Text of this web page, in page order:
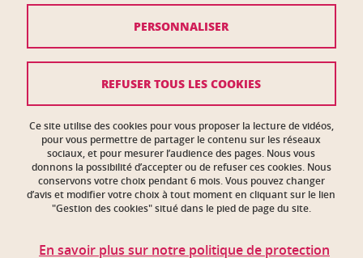
Données personnelles
Plans et contacts
Intranet des personnels
Accessibilité : non conforme
Ce site utilise des cookies pour vous proposer la lecture de vidéos,
pour vous permettre de partager le contenu sur les réseaux
sociaux, et pour mesurer l’audience des pages. Nous vous
donnons la possibilité d’accepter ou de refuser ces cookies. Nous
conservons votre choix pendant 6 mois. Vous pouvez changer
d’avis et modifier votre choix à tout moment en cliquant sur le lien
"Gestion des cookies" situé dans le pied de page du site.
En savoir plus sur notre politique de protection
REFUSER TOUS LES COOKIES
PERSONNALISER